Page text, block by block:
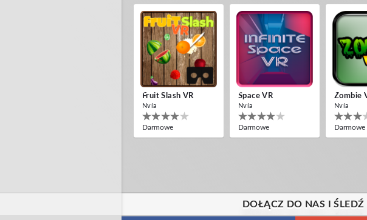
Fruit Slash VR
Nvía
Darmowe
Space VR
Nvía
Darmowe
Zombie
Nvía
Darmowe
DOŁĄCZ DO NAS I